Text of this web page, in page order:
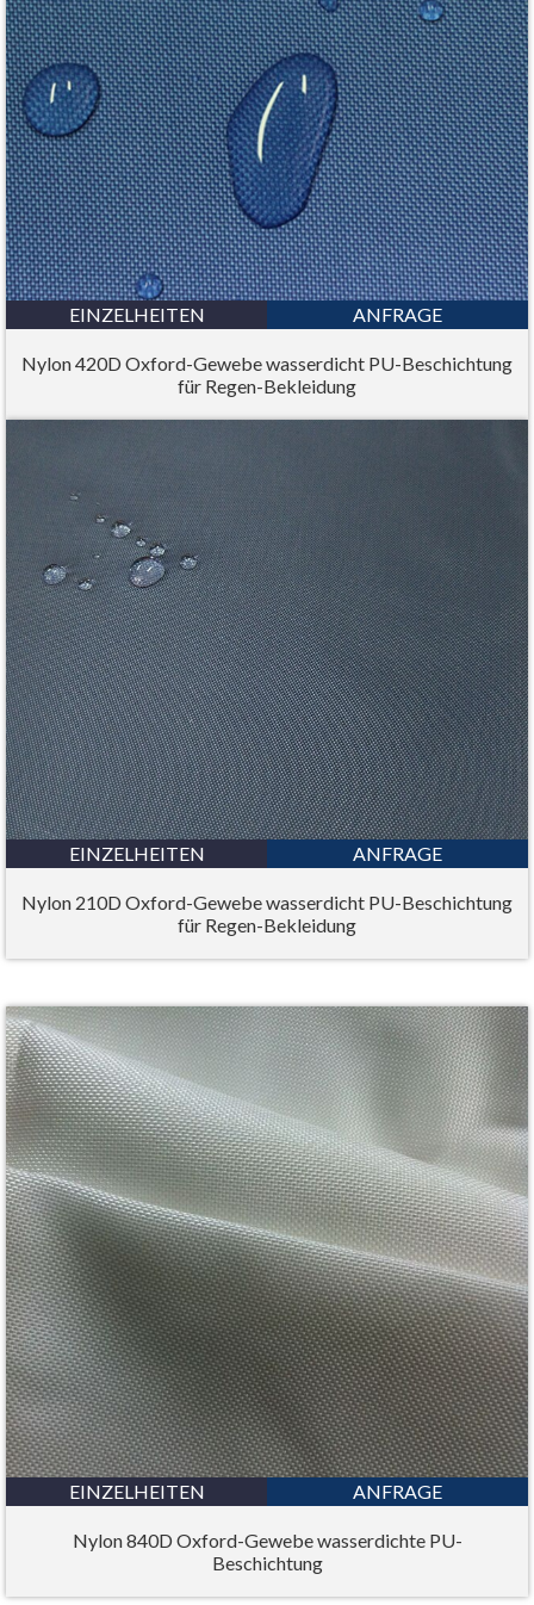
EINZELHEITEN ANFRAGE
Nylon 420D Oxford-Gewebe wasserdicht PU-Beschichtung
für Regen-Bekleidung
EINZELHEITEN ANFRAGE
Nylon 210D Oxford-Gewebe wasserdicht PU-Beschichtung
für Regen-Bekleidung
EINZELHEITEN ANFRAGE
Nylon 840D Oxford-Gewebe wasserdichte PU-
Beschichtung